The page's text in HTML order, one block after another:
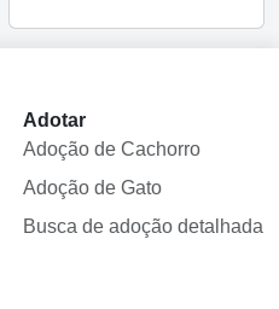
Adotar
Adoção de Cachorro
Adoção de Gato
Busca de adoção detalhada